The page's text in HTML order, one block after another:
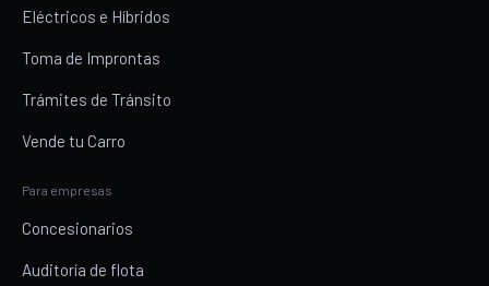
Eléctricos e Híbridos
Toma de Improntas
Trámites de Tránsito
Vende tu Carro
Para empresas
Concesionarios
Auditoría de flota